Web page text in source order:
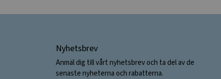
Nyhetsbrev
Anmäl dig till vårt nyhetsbrev och ta del av de
senaste nyheterna och rabatterna.